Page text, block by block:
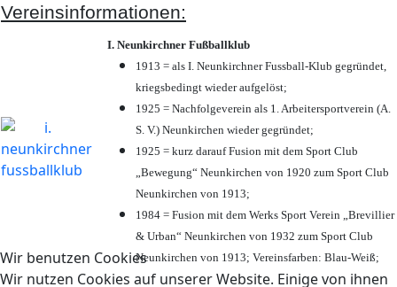
Wir benutzen Cookies
Wir nutzen Cookies auf unserer Website. Einige von ihnen
Vereinsinformationen:
I. Neunkirchner Fußballklub
1913 = als I. Neunkirchner Fussball-Klub gegründet,
kriegsbedingt wieder aufgelöst;
1925 = Nachfolgeverein als 1. Arbeitersportverein (A.
S. V.) Neunkirchen wieder gegründet;
1925 = kurz darauf Fusion mit dem Sport Club
„Bewegung“ Neunkirchen von 1920 zum Sport Club
Neunkirchen von 1913;
1984 = Fusion mit dem Werks Sport Verein „Brevillier
& Urban“ Neunkirchen von 1932 zum Sport Club
Neunkirchen von 1913; Vereinsfarben: Blau-Weiß;